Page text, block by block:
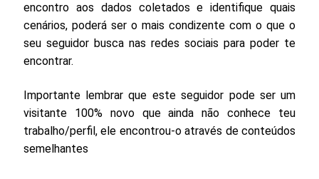
encontro aos dados coletados e identifique quais
cenários, poderá ser o mais condizente com o que o
seu seguidor busca nas redes sociais para poder te
encontrar.
Importante lembrar que este seguidor pode ser um
visitante 100% novo que ainda não conhece teu
trabalho/perfil, ele encontrou-o através de conteúdos
semelhantes